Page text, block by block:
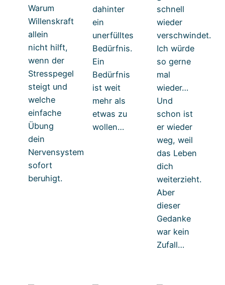
Warum
Willenskraft
allein
nicht hilft,
wenn der
Stresspegel
steigt und
welche
einfache
Übung
dein
Nervensystem
sofort
beruhigt.
dahinter
ein
unerfülltes
Bedürfnis.
Ein
Bedürfnis
ist weit
mehr als
etwas zu
wollen…
schnell
wieder
verschwindet.
Ich würde
so gerne
mal
wieder…
Und
schon ist
er wieder
weg, weil
das Leben
dich
weiterzieht.
Aber
dieser
Gedanke
war kein
Zufall…